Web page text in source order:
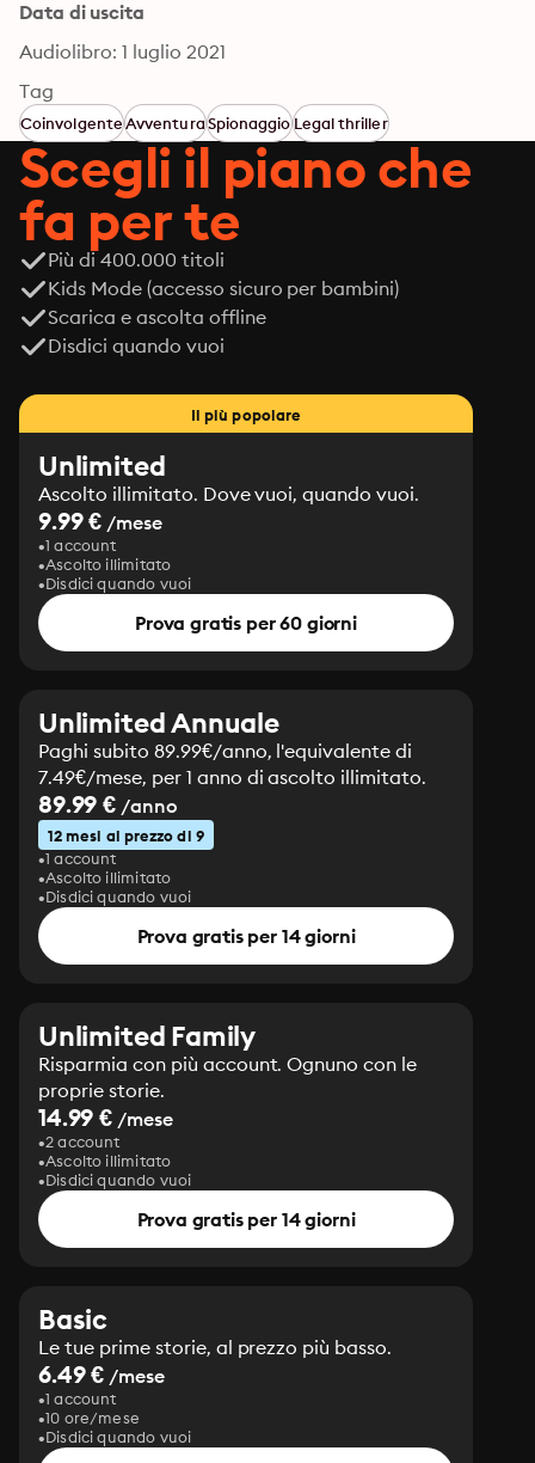
Data di uscita
Audiolibro: 1 luglio 2021
Tag
CoinvolgenteAvventuraSpionaggioLegal thriller
Scegli il piano che
fa per te
Più di 400.000 titoli
Kids Mode (accesso sicuro per bambini)
Scarica e ascolta offline
Disdici quando vuoi
Il più popolare
Unlimited
Ascolto illimitato. Dove vuoi, quando vuoi.
9.99 € /mese
1 account
Ascolto illimitato
Disdici quando vuoi
Prova gratis per 60 giorni
Unlimited Annuale
Paghi subito 89.99€/anno, l'equivalente di
7.49€/mese, per 1 anno di ascolto illimitato.
89.99 € /anno
12 mesi al prezzo di 9
1 account
Ascolto illimitato
Disdici quando vuoi
Prova gratis per 14 giorni
Unlimited Family
Risparmia con più account. Ognuno con le
proprie storie.
14.99 € /mese
2 account
Ascolto illimitato
Disdici quando vuoi
Prova gratis per 14 giorni
Basic
Le tue prime storie, al prezzo più basso.
6.49 € /mese
1 account
10 ore/mese
Disdici quando vuoi